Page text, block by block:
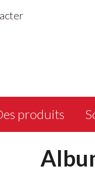
produits